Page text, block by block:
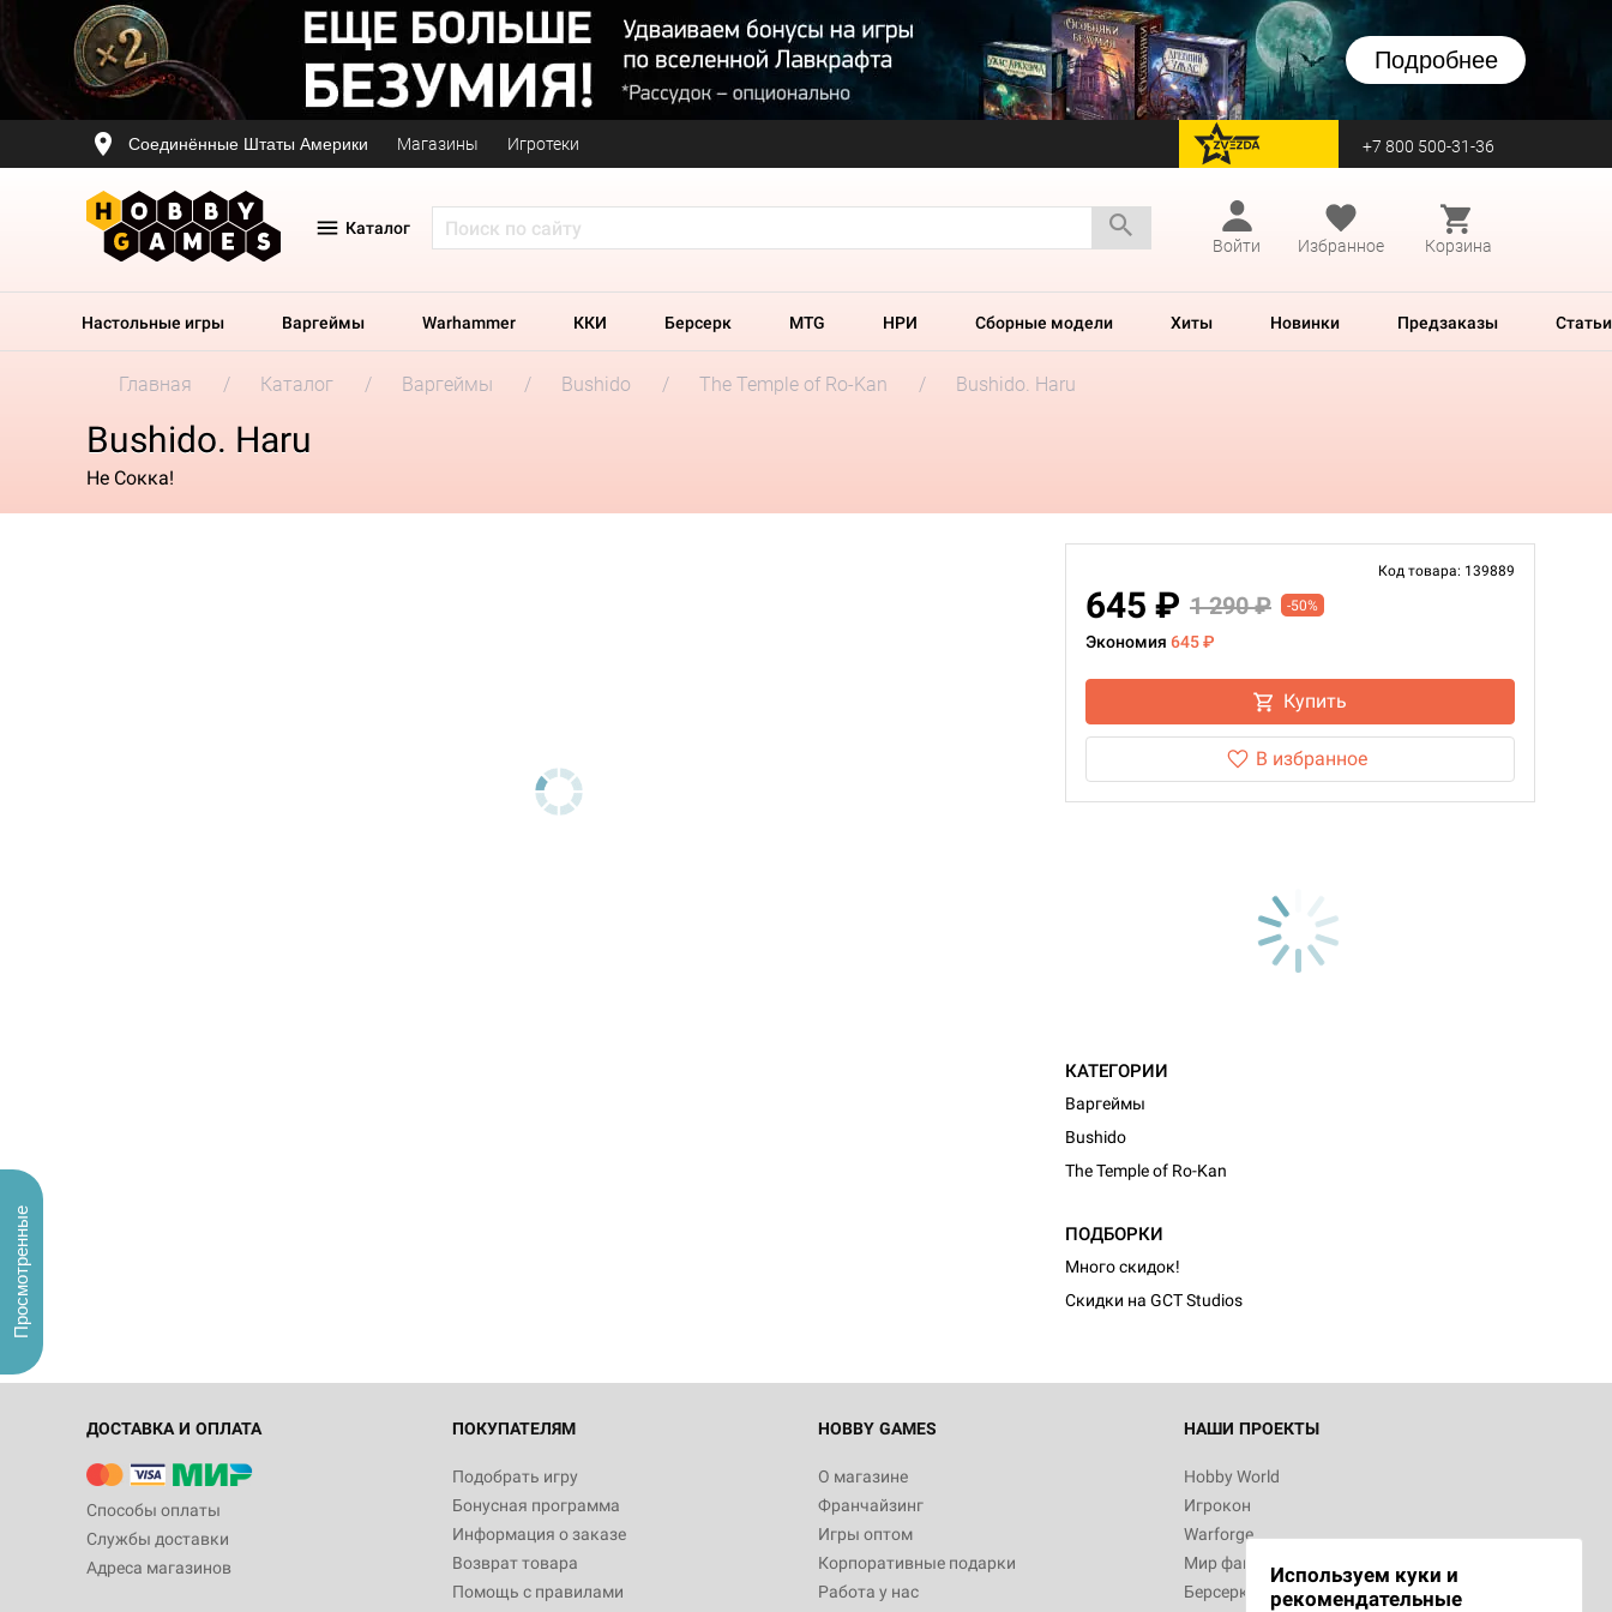
Подробнее
Соединённые Штаты Америки Магазины Игротеки перейти на Zvezda +7 800 500-31-36
Каталог
Войти
Избранное Корзина
Настольные игры Варгеймы Warhammer ККИ Берсерк MTG НРИ Сборные модели Хиты Новинки Предзаказы Статьи
Главная Каталог Варгеймы Bushido The Temple of Ro-Kan Bushido. Haru
Bushido. Haru
Не Сокка!
Код товара: 139889
645 ₽ 1 290 ₽ -50%
Экономия 645 ₽
Купить
В избранное
КАТЕГОРИИ
Варгеймы
Bushido
The Temple of Ro-Kan
ПОДБОРКИ
Много скидок!
Скидки на GCT Studios
ДОСТАВКА И ОПЛАТА
Способы оплаты
Службы доставки
Адреса магазинов
ПОКУПАТЕЛЯМ
Подобрать игру
Бонусная программа
Информация о заказе
Возврат товара
Помощь с правилами
HOBBY GAMES
О магазине
Франчайзинг
Игры оптом
Корпоративные подарки
Работа у нас
НАШИ ПРОЕКТЫ
Hobby World
Игрокон
Warforge
Мир фантастики
Берсерк
Используем куки и
рекомендательные
Просмотренные
Белая смерть
12 990
Настольная игра Hobby World Берсерк.
3 490